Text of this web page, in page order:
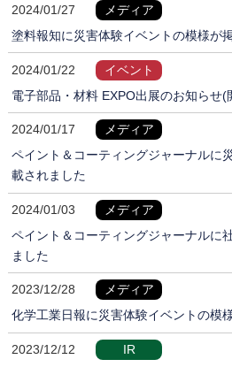
2024/01/27
メディア
塗料報知に災害体験イベントの模様が
2024/01/22
イベント
電子部品・材料 EXPO出展のお知らせ(
2024/01/17
メディア
ペイント＆コーティングジャーナルに
載されました
2024/01/03
メディア
ペイント＆コーティングジャーナルに
ました
2023/12/28
メディア
化学工業日報に災害体験イベントの模
2023/12/12
IR